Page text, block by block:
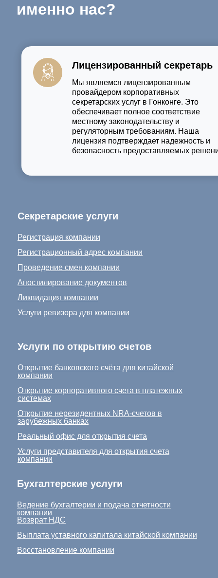
именно нас?
Лицензированный секретарь
Мы являемся лицензированным
провайдером корпоративных
секретарских услуг в Гонконге. Это
обеспечивает полное соответствие
местному законодательству и
регуляторным требованиям. Наша
лицензия подтверждает надежность и
безопасность предоставляемых
Услуги по открытию счетов
Открытие банковского счёта для китайской
компании
Открытие корпоративного счета в платежных
системах
Открытие нерезидентных NRA-счетов в
зарубежных банках
Реальный офис для открытия счета
Услуги представителя для открытия счета
компании
Бухгалтерские услуги
Ведение бухгалтерии и подача отчетности
компании
Возврат НДС
Выплата уставного капитала китайской компании
Восстановление компании
Секретарские услуги
Регистрация компании
Регистрационный адрес компании
Проведение смен компании
Апостилирование документов
Ликвидация компании
Услуги ревизора для компании